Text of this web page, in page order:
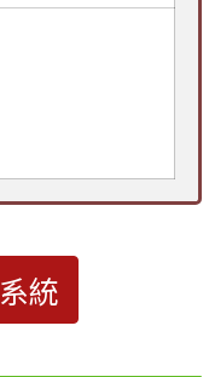
統